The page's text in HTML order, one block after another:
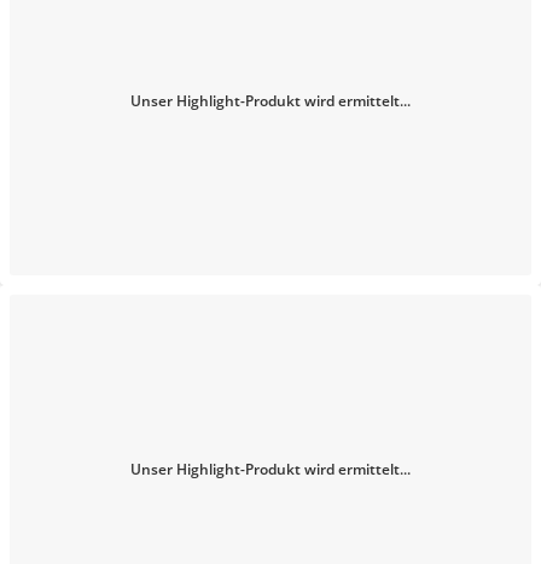
Unser Highlight-Produkt wird ermittelt...
Unser Highlight-Produkt wird ermittelt...